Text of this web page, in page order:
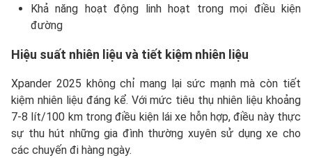
Khả năng hoạt động linh hoạt trong mọi điều kiện
đường
Hiệu suất nhiên liệu và tiết kiệm nhiên liệu
Xpander 2025 không chỉ mang lại sức mạnh mà còn tiết
kiệm nhiên liệu đáng kể. Với mức tiêu thụ nhiên liệu khoảng
7-8 lít/100 km trong điều kiện lái xe hỗn hợp, điều này thực
sự thu hút những gia đình thường xuyên sử dụng xe cho
các chuyến đi hàng ngày.